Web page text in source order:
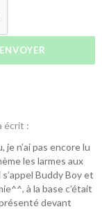
écrit :
je n’ai pas encore lu
les larmes aux
Buddy Boy et
à la base c’était
devant